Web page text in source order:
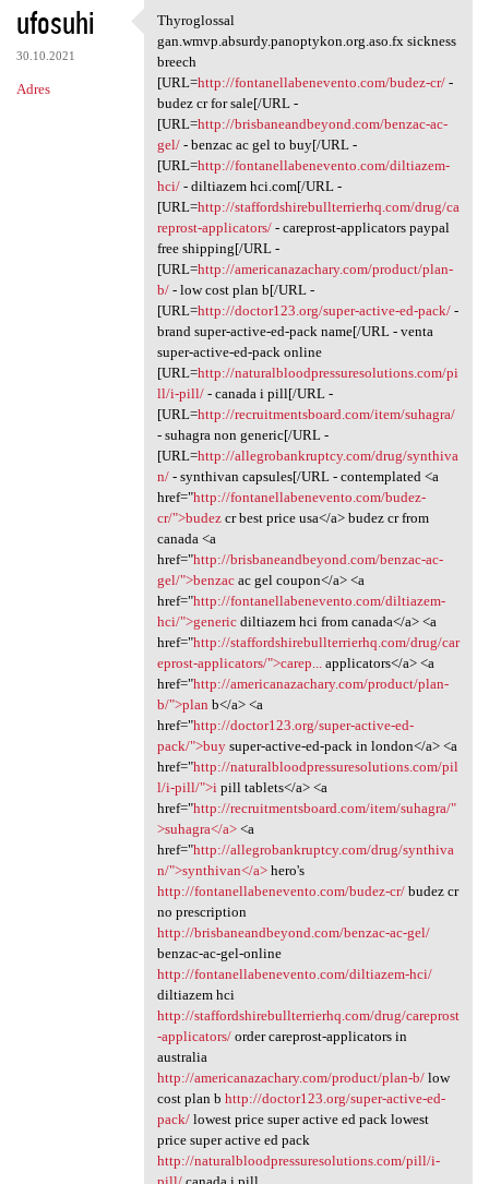
ufosuhi
30.10.2021
Adres
Thyroglossal gan.wmvp.absurdy
Thyroglossal
gan.wmvp.absurdy.panoptykon.org.aso.fx sickness
breech
[URL=http://fontanellabenevento.com/budez-cr/-
budez cr for sale[/URL -
[URL=http://brisbaneandbeyond.com/benzac-ac-
gel/- benzac ac gel to buy[/URL -
[URL=http://fontanellabenevento.com/diltiazem-
hci/- diltiazem hci.com[/URL -
[URL=http://staffordshirebullterrierhq.com/drug/ca
reprost-applicators/- careprost-applicators paypal
free shipping[/URL -
[URL=http://americanazachary.com/product/plan-
b/- low cost plan b[/URL -
[URL=http://doctor123.org/super-active-ed-pack/-
brand super-active-ed-pack name[/URL - venta
super-active-ed-pack online
[URL=http://naturalbloodpressuresolutions.com/pi
ll/i-pill/- canada i pill[/URL -
[URL=http://recruitmentsboard.com/item/suhagra/
- suhagra non generic[/URL -
[URL=http://allegrobankruptcy.com/drug/synthiva
n/- synthivan capsules[/URL - contemplated <a
href="http://fontanellabenevento.com/budez-
cr/">budezcr best price usa</a> budez cr from
canada <a
href="http://brisbaneandbeyond.com/benzac-ac-
gel/">benzacac gel coupon</a> <a
href="http://fontanellabenevento.com/diltiazem-
hci/">genericdiltiazem hci from canada</a> <a
href="http://staffordshirebullterrierhq.com/drug/car
eprost-applicators/">carep...applicators</a> <a
href="http://americanazachary.com/product/plan-
b/">plan b</a> <a
href="http://doctor123.org/super-active-ed-
pack/">buysuper-active-ed-pack in london</a> <a
href="http://naturalbloodpressuresolutions.com/pil
l/i-pill/">ipill tablets</a> <a
href="http://recruitmentsboard.com/item/suhagra/"
>suhagra</a><a
href="http://allegrobankruptcy.com/drug/synthiva
n/">synthivan</a>hero's
http://fontanellabenevento.com/budez-cr/budez cr
no prescription
http://brisbaneandbeyond.com/benzac-ac-gel/
benzac-ac-gel-online
http://fontanellabenevento.com/diltiazem-hci/
diltiazem hci
http://staffordshirebullterrierhq.com/drug/careprost
-applicators/order careprost-applicators in
australia
http://americanazachary.com/product/plan-b/low
cost plan b http://doctor123.org/super-active-ed-
pack/lowest price super active ed pack lowest
price super active ed pack
http://naturalbloodpressuresolutions.com/pill/i-